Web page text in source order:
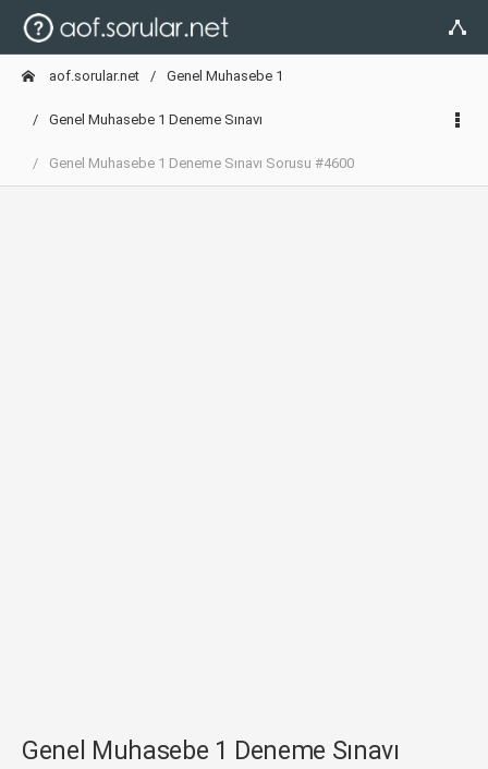
aof.sorular.net Genel Muhasebe 1
Genel Muhasebe 1 Deneme Sınavı
Genel Muhasebe 1 Deneme Sınavı Sorusu #4600
Genel Muhasebe 1 Deneme Sınavı